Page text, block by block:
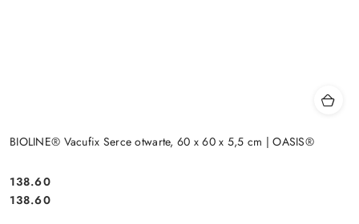
BIOLINE® Vacufix Serce otwarte, 60 x 60 x 5,5 cm | OASIS®
Cena:
138.60
Cena:
138.60